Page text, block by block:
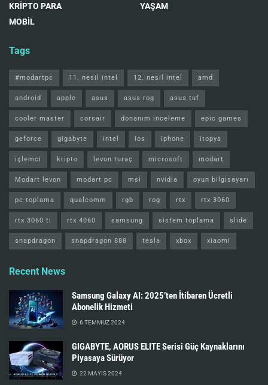
KRİPTO PARA
MOBİL
YAŞAM
Tags
#modartpc 11. nesil intel 12. nesil intel amd
android apple asus asus rog asus tuf
cooler master corsair donanım inceleme epic games
geforce gigabyte intel ios iphone itopya
işlemci kripto levon turaç microsoft modart
Modart levon modart pc msi nvidia oyun bilgisayarı
pc toplama qualcomm rgb rog rtx rtx 3060
rtx 3060 ti rtx 4060 samsung sistem toplama slide
snapdragon snapdragon 888 tesla xbox xiaomi
Recent News
Samsung Galaxy AI: 2025’ten İtibaren Ücretli
Abonelik Hizmeti
6 TEMMUZ 2024
GIGABYTE, AORUS ELITE Serisi Güç Kaynaklarını
Piyasaya Sürüyor
22 MAYIS 2024